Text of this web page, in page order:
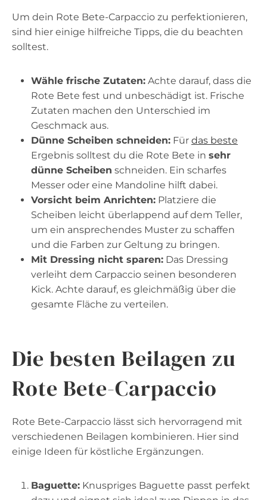
Um dein Rote Bete-Carpaccio zu perfektionieren,
sind hier einige hilfreiche Tipps, die du beachten
solltest.
Wähle frische Zutaten: Achte darauf, dass die
Rote Bete fest und unbeschädigt ist. Frische
Zutaten machen den Unterschied im
Geschmack aus.
Dünne Scheiben schneiden: Für das beste
Ergebnis solltest du die Rote Bete in sehr
dünne Scheiben schneiden. Ein scharfes
Messer oder eine Mandoline hilft dabei.
Vorsicht beim Anrichten: Platziere die
Scheiben leicht überlappend auf dem Teller,
um ein ansprechendes Muster zu schaffen
und die Farben zur Geltung zu bringen.
Mit Dressing nicht sparen: Das Dressing
verleiht dem Carpaccio seinen besonderen
Kick. Achte darauf, es gleichmäßig über die
gesamte Fläche zu verteilen.
Die besten Beilagen zu
Rote Bete-Carpaccio
Rote Bete-Carpaccio lässt sich hervorragend mit
verschiedenen Beilagen kombinieren. Hier sind
einige Ideen für köstliche Ergänzungen.
Baguette: Knuspriges Baguette passt perfekt